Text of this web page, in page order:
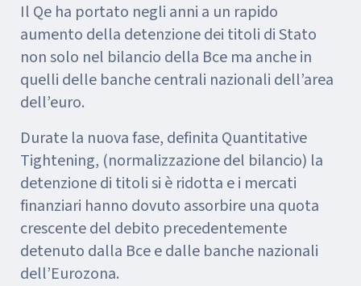
Il Qe ha portato negli anni a un rapido
aumento della detenzione dei titoli di Stato
non solo nel bilancio della Bce ma anche in
quelli delle banche centrali nazionali dell’area
dell’euro.
Durate la nuova fase, definita Quantitative
Tightening, (normalizzazione del bilancio) la
detenzione di titoli si è ridotta e i mercati
finanziari hanno dovuto assorbire una quota
crescente del debito precedentemente
detenuto dalla Bce e dalle banche nazionali
dell’Eurozona.